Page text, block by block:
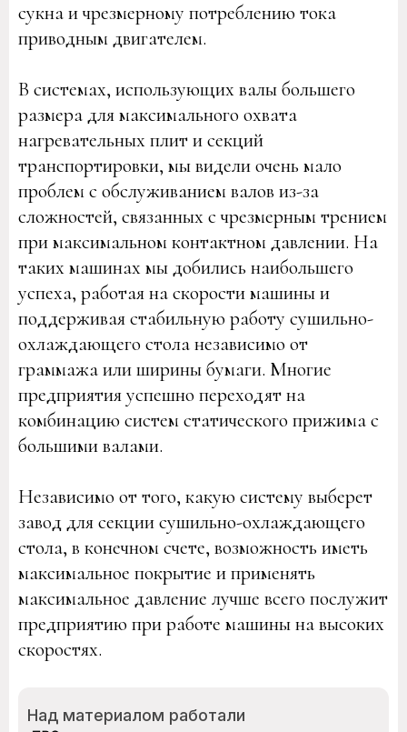
сукна и чрезмерному потреблению тока
приводным двигателем.
В системах, использующих валы большего
размера для максимального охвата
нагревательных плит и секций
транспортировки, мы видели очень мало
проблем с обслуживанием валов из-за
сложностей, связанных с чрезмерным трением
при максимальном контактном давлении. На
таких машинах мы добились наибольшего
успеха, работая на скорости машины и
поддерживая стабильную работу сушильно-
охлаждающего стола независимо от
граммажа или ширины бумаги. Многие
предприятия успешно переходят на
комбинацию систем статического прижима с
большими валами.
Независимо от того, какую систему выберет
завод для секции сушильно-охлаждающего
стола, в конечном счете, возможность иметь
максимальное покрытие и применять
максимальное давление лучше всего послужит
предприятию при работе машины на высоких
скоростях.
Над материалом работали